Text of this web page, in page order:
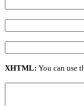
XHTML: You can use